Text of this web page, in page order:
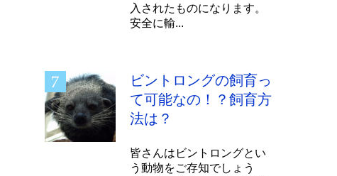
入されたものになります。
安全に輸...
ビントロングの飼育っ
て可能なの！？飼育方
法は？
皆さんはビントロングとい
う動物をご存知でしょう